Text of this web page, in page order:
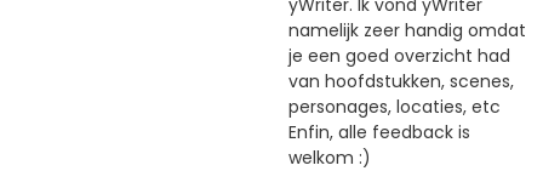
namelijk zeer handig omdat
je een goed overzicht had
van hoofdstukken, scenes,
personages, locaties, etc
Enfin, alle feedback is
welkom :)